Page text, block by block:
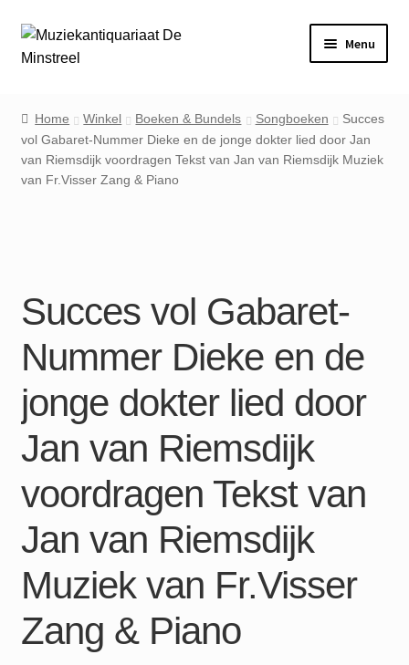
Ga
door
Ga
naar
Menu
Contact
Veel gestelde vragen
Home Winkel Boeken & Bundels Songboeken
Succes
vol Gabaret-Nummer Dieke en de jonge dokter lied door Jan
van Riemsdijk voordragen Tekst van Jan van Riemsdijk Muziek
van Fr.Visser Zang & Piano
Succes vol Gabaret-
Nummer Dieke en de
jonge dokter lied door
Jan van Riemsdijk
voordragen Tekst van
Jan van Riemsdijk
Muziek van Fr.Visser
Zang & Piano